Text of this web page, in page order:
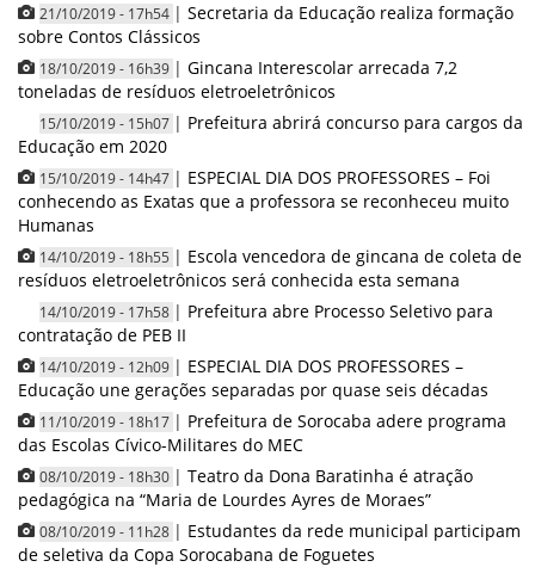
21/10/2019 - 17h54 | Secretaria da Educação realiza formação
sobre Contos Clássicos
18/10/2019 - 16h39 | Gincana Interescolar arrecada 7,2
toneladas de resíduos eletroeletrônicos
15/10/2019 - 15h07 | Prefeitura abrirá concurso para cargos da
Educação em 2020
15/10/2019 - 14h47 | ESPECIAL DIA DOS PROFESSORES – Foi
conhecendo as Exatas que a professora se reconheceu muito
Humanas
14/10/2019 - 18h55 | Escola vencedora de gincana de coleta de
resíduos eletroeletrônicos será conhecida esta semana
14/10/2019 - 17h58 | Prefeitura abre Processo Seletivo para
contratação de PEB II
14/10/2019 - 12h09 | ESPECIAL DIA DOS PROFESSORES –
Educação une gerações separadas por quase seis décadas
11/10/2019 - 18h17 | Prefeitura de Sorocaba adere programa
das Escolas Cívico-Militares do MEC
08/10/2019 - 18h30 | Teatro da Dona Baratinha é atração
pedagógica na “Maria de Lourdes Ayres de Moraes”
08/10/2019 - 11h28 | Estudantes da rede municipal participam
de seletiva da Copa Sorocabana de Foguetes